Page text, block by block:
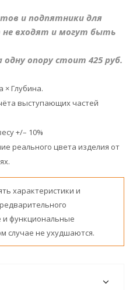
и подпятники для
не входят и могут быть
опору стоит 425 руб.
Глубина.
выступающих частей
+/– 10%
реального цвета изделия от
характеристики и
и функциональные
случае не ухудшаются.